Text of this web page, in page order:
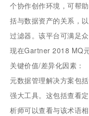
个协作创作环境，可帮
括与数据资产的关系，
过滤器。该平台可满足
现在Gartner 2018 MQ
关键价值/差异化因素：
元数据管理解决方案包
强大工具。这包括查看
析师可以查看与该术语